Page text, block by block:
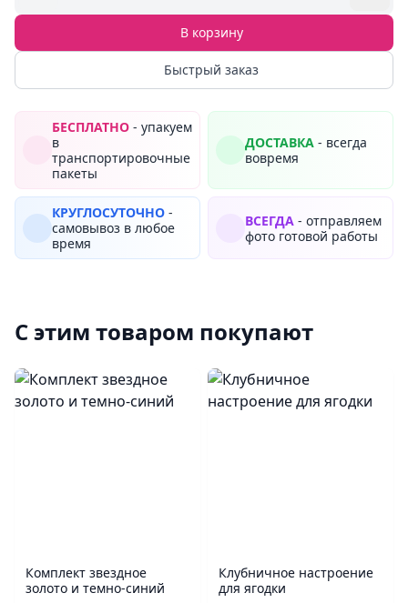
В корзину
Быстрый заказ
БЕСПЛАТНО - упакуем
в
транспортировочные
пакеты
ДОСТАВКА - всегда
вовремя
КРУГЛОСУТОЧНО -
самовывоз в любое
время
ВСЕГДА - отправляем
фото готовой работы
С этим товаром покупают
Комплект звездное
золото и темно-синий
Клубничное настроение
для ягодки